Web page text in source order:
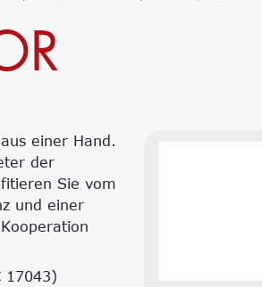
einer Hand.
der
Sie vom
und einer
17043)